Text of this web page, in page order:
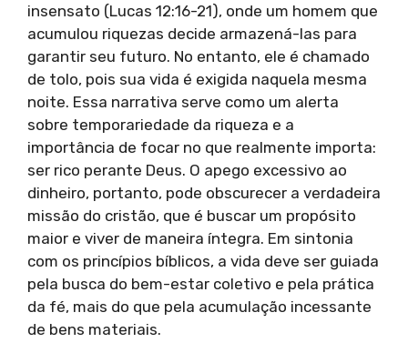
insensato (Lucas 12:16-21), onde um homem que
acumulou riquezas decide armazená-las para
garantir seu futuro. No entanto, ele é chamado
de tolo, pois sua vida é exigida naquela mesma
noite. Essa narrativa serve como um alerta
sobre temporariedade da riqueza e a
importância de focar no que realmente importa:
ser rico perante Deus. O apego excessivo ao
dinheiro, portanto, pode obscurecer a verdadeira
missão do cristão, que é buscar um propósito
maior e viver de maneira íntegra. Em sintonia
com os princípios bíblicos, a vida deve ser guiada
pela busca do bem-estar coletivo e pela prática
da fé, mais do que pela acumulação incessante
de bens materiais.